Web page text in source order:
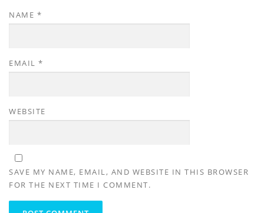
NAME *
EMAIL *
WEBSITE
SAVE MY NAME, EMAIL, AND WEBSITE IN THIS BROWSER
FOR THE NEXT TIME I COMMENT.